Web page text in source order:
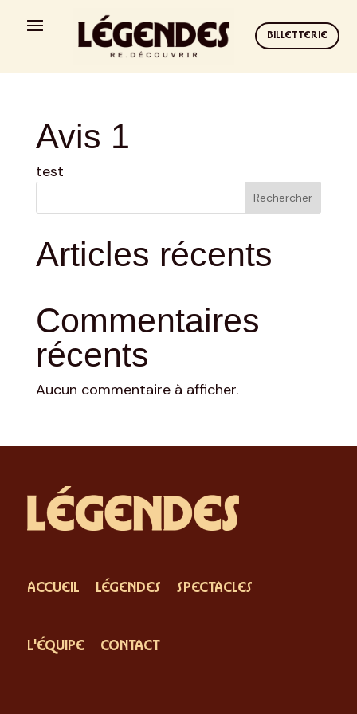
BILLETTERIE
Avis 1
test
Rechercher
Articles récents
Commentaires
récents
Aucun commentaire à afficher.
ACCUEIL LÉGENDES SPECTACLES
L'ÉQUIPE CONTACT